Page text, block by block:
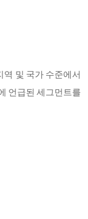
역 및 국가 수준에서
언급된 세그먼트를